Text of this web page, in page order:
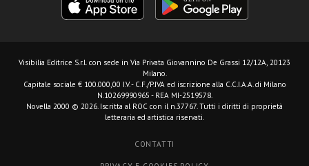
Visibilia Editrice S.r.l. con sede in Via Privata Giovannino De Grassi 12/12A, 20123
Milano.
Capitale sociale € 100.000,00 I.V. - C.F./P.IVA ed iscrizione alla C.C.I.A.A. di Milano
N.10269990965 - REA MI-2519578.
Novella 2000 © 2026. Iscritta al ROC con il n.37767. Tutti i diritti di proprietà
letteraria ed artistica riservati.
CONTATTI